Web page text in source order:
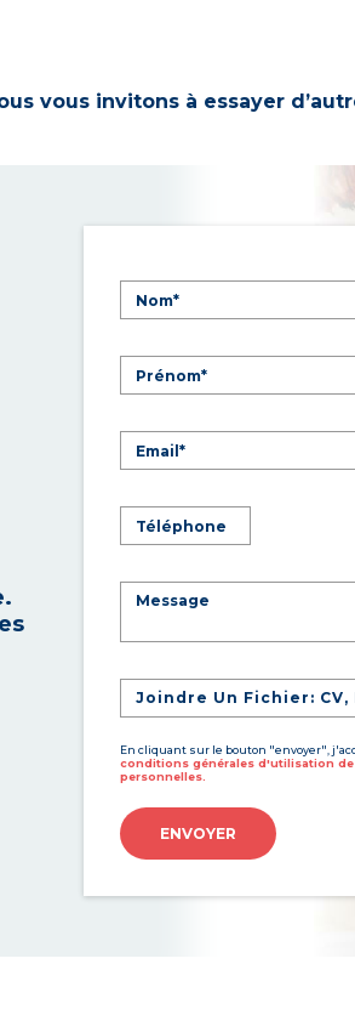
vous invitons à essayer
Joindre Un Fichier:
En cliquant sur le bouton "envoyer",
conditions générales d'utilisation de
personnelles.
ENVOYER